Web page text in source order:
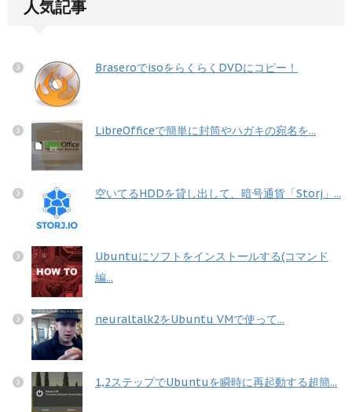
人気記事
BraseroでisoをらくらくDVDにコピー！
LibreOfficeで簡単に封筒やハガキの宛名を...
空いてるHDDを貸し出して、暗号通貨「Storj」...
Ubuntuにソフトをインストールする(コマンド
編...
neuraltalk2をUbuntu VMで使って...
1,2ステップでUbuntuを瞬時に再起動する超簡...